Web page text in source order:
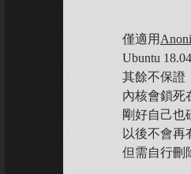
僅適用
Ubuntu
其餘不保證
內核會鎖死
剛好自己也
以後不會再
但需自行刪